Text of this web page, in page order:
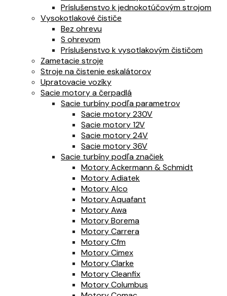
Príslušenstvo k jednokotúčovým strojom
Vysokotlakové čističe
Bez ohrevu
S ohrevom
Príslušenstvo k vysotlakovým čističom
Zametacie stroje
Stroje na čistenie eskalátorov
Upratovacie vozíky
Sacie motory a čerpadlá
Sacie turbíny podľa parametrov
Sacie motory 230V
Sacie motory 12V
Sacie motory 24V
Sacie motory 36V
Sacie turbíny podľa značiek
Motory Ackermann & Schmidt
Motory Adiatek
Motory Alco
Motory Aquafant
Motory Awa
Motory Borema
Motory Carrera
Motory Cfm
Motory Cimex
Motory Clarke
Motory Cleanfix
Motory Columbus